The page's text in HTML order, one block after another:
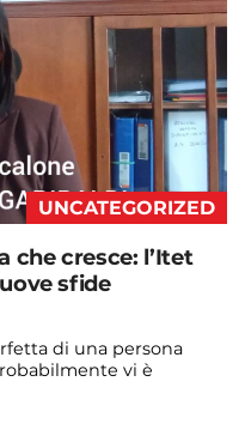
UNCATEGORIZED
che cresce: l’Itet
sfide
di una persona
vi è